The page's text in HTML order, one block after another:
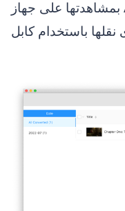
بمشاهدتها على جهاز Android أو iPad، فما عليك